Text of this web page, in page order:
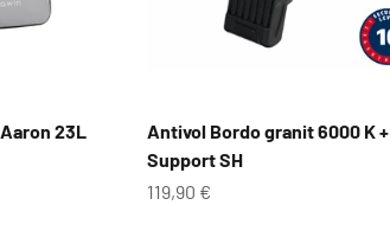
23L
Antivol Bordo granit 6000 K +
Support SH
Prix de vente
119,90 €